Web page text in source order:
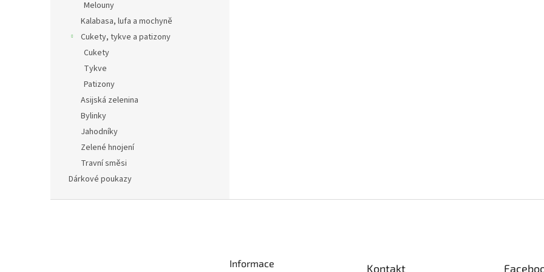
Melouny
Kalabasa, lufa a mochyně
Cukety, tykve a patizony
Cukety
Tykve
Patizony
Asijská zelenina
Bylinky
Jahodníky
Zelené hnojení
Travní směsi
Dárkové poukazy
Informace Kontakt